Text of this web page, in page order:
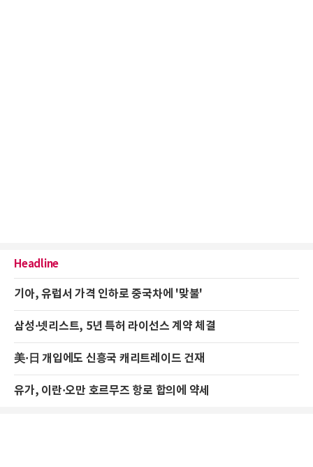
Headline
기아, 유럽서 가격 인하로 중국차에 '맞불'
삼성·넷리스트, 5년 특허 라이선스 계약 체결
美·日 개입에도 신흥국 캐리트레이드 건재
유가, 이란·오만 호르무즈 항로 합의에 약세